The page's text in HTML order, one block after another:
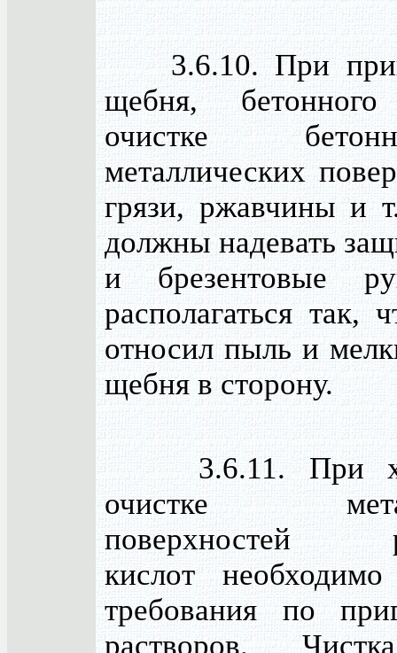
3.6.10. При
щебня, бетонного
очистке
металлических
грязи, ржавчины и
должны надевать
и брезентовые
располагаться так,
относил пыль и
щебня в сторону.
3.6.11. При
очистке
поверхностей
кислот необходимо
требования по
растворов.